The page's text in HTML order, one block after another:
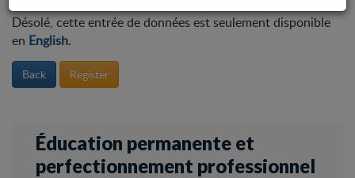
Désolé, cette entrée de données est seulement disponible
en English.
Back Register
Éducation permanente et
perfectionnement professionnel